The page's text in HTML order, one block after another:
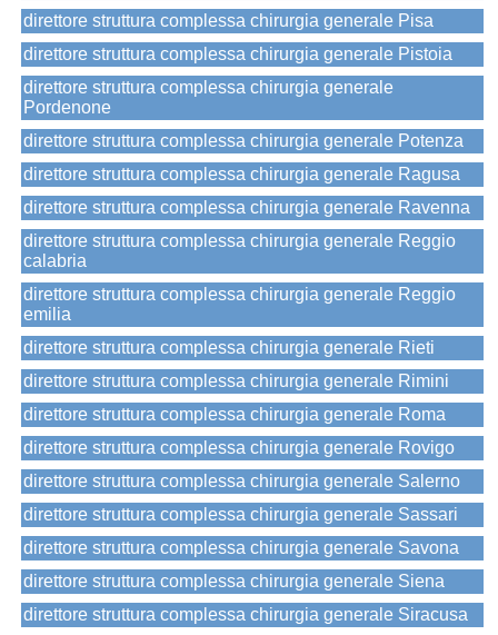
direttore struttura complessa chirurgia generale Pisa
direttore struttura complessa chirurgia generale Pistoia
direttore struttura complessa chirurgia generale
Pordenone
direttore struttura complessa chirurgia generale Potenza
direttore struttura complessa chirurgia generale Ragusa
direttore struttura complessa chirurgia generale Ravenna
direttore struttura complessa chirurgia generale Reggio
calabria
direttore struttura complessa chirurgia generale Reggio
emilia
direttore struttura complessa chirurgia generale Rieti
direttore struttura complessa chirurgia generale Rimini
direttore struttura complessa chirurgia generale Roma
direttore struttura complessa chirurgia generale Rovigo
direttore struttura complessa chirurgia generale Salerno
direttore struttura complessa chirurgia generale Sassari
direttore struttura complessa chirurgia generale Savona
direttore struttura complessa chirurgia generale Siena
direttore struttura complessa chirurgia generale Siracusa